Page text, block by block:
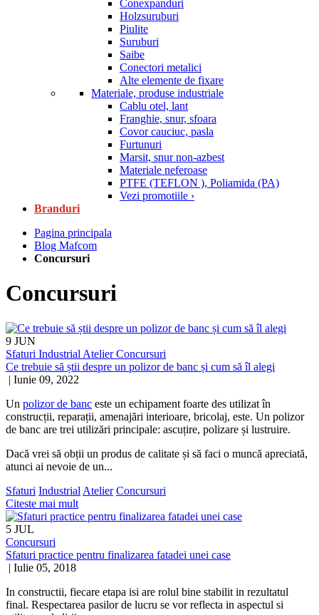
Conexpanduri
Holzsuruburi
Piulite
Suruburi
Saibe
Conectori metalici
Alte elemente de fixare
Materiale, produse industriale
Cablu otel, lant
Franghie, snur, sfoara
Covor cauciuc, pasla
Furtunuri
Marsit, snur non-azbest
Materiale neferoase
PTFE (TEFLON ), Poliamida (PA)
Vezi promotiile ›
Branduri
Pagina principala
Blog Mafcom
Concursuri
Concursuri
9 JUN
Sfaturi Industrial AtelierConcursuri
Ce trebuie să știi despre un polizor de banc și cum să îl alegi
| Iunie 09, 2022
Un polizor de banc este un echipament foarte des utilizat în
construcții, reparații, amenajări interioare, bricolaj, este. Un polizor
de banc are trei utilizări principale: ascuțire, polizare și lustruire.
Dacă vrei să obții un produs de calitate și să faci o muncă apreciată,
atunci ai nevoie de un...
Sfaturi Industrial Atelier Concursuri
Citeste mai mult
5 JUL
Concursuri
Sfaturi practice pentru finalizarea fatadei unei case
| Iulie 05, 2018
In constructii, fiecare etapa isi are rolul bine stabilit in rezultatul
final. Respectarea pasilor de lucru se vor reflecta in aspectul si